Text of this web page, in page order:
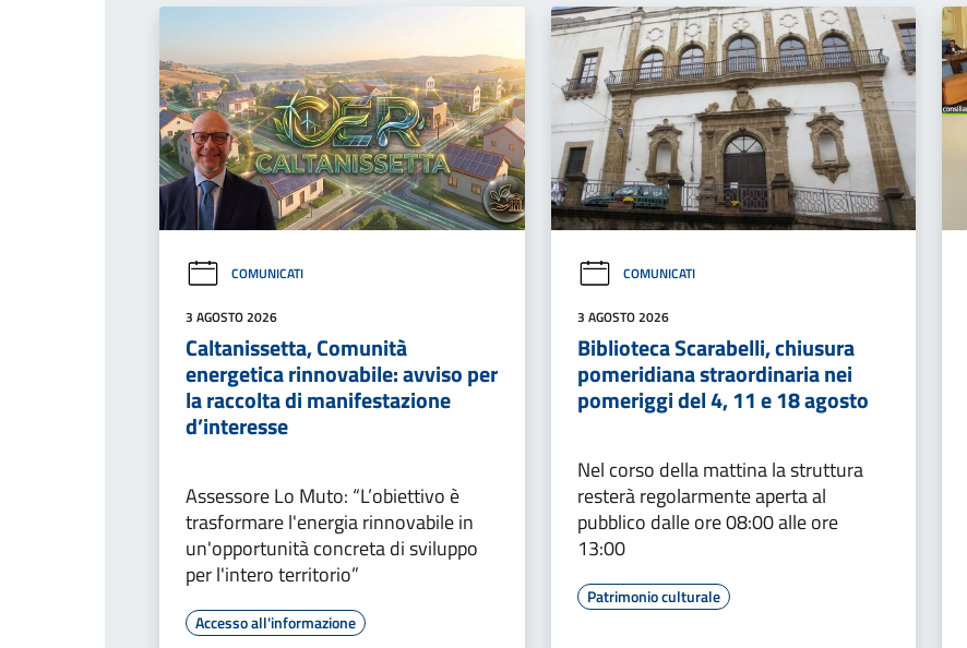
COMUNICATI
3 AGOSTO 2026
Caltanissetta, Comunità
energetica rinnovabile: avviso per
la raccolta di manifestazione
d’interesse
Assessore Lo Muto: “L’obiettivo è
trasformare l'energia rinnovabile in
un'opportunità concreta di sviluppo
per l'intero territorio”
Accesso all'informazione
COMUNICATI
3 AGOSTO 2026
Biblioteca Scarabelli, chiusura
pomeridiana straordinaria nei
pomeriggi del 4, 11 e 18 agosto
Nel corso della mattina la struttura
resterà regolarmente aperta al
pubblico dalle ore 08:00 alle ore
13:00
Patrimonio culturale